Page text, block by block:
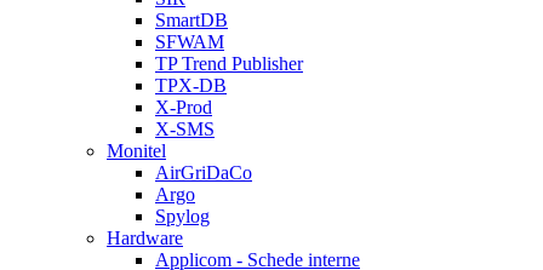
SmartDB
SFWAM
TP Trend Publisher
TPX-DB
X-Prod
X-SMS
Monitel
AirGriDaCo
Argo
Spylog
Hardware
Applicom - Schede interne